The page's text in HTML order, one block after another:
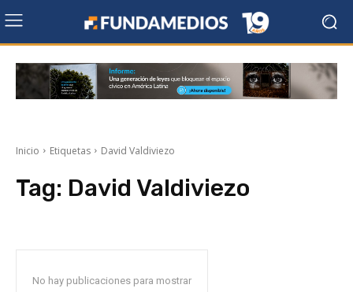
Inicio Etiquetas David Valdiviezo
Tag: David Valdiviezo
No hay publicaciones para mostrar